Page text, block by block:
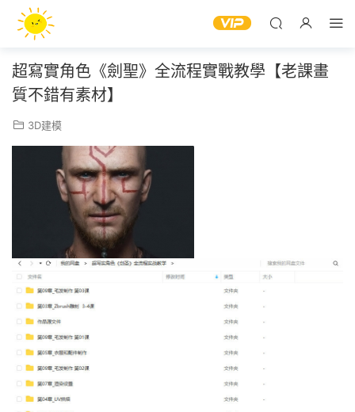
超寫實角色《劍聖》全流程實戰教學【老課畫
質不錯有素材】
3D建模